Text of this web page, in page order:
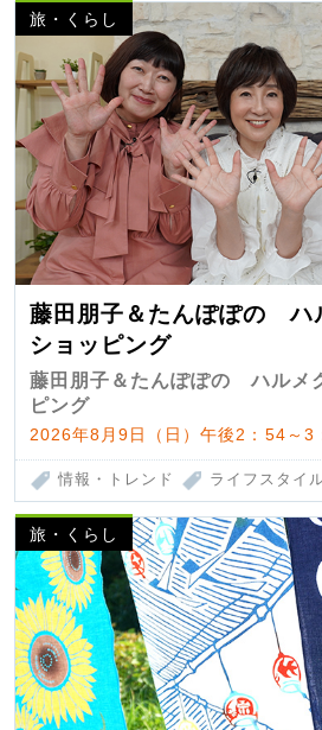
旅・くらし
藤田朋子＆たんぽぽの ハ
ショッピング
藤田朋子＆たんぽぽの ハルメ
ピング
2026年8月9日（日）午後2：54～3
情報・トレンド ライフスタイ
旅・くらし